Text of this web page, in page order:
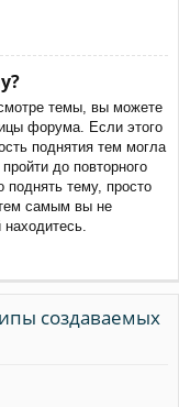
темы, вы можете
форума. Если этого
поднятия тем могла
до повторного
тему, просто
тем самым вы не
создаваемых